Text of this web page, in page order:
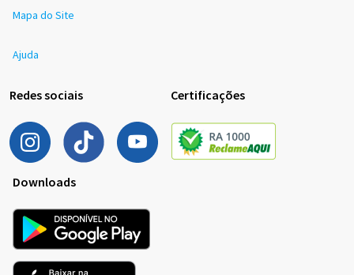
Mapa do Site
Ajuda
Redes sociais Certificações
Downloads